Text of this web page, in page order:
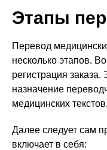
Этапы
Перевод
несколько этапов.
регистрация
назначение
медицинских текстов.
Далее следует сам
включает в себя: